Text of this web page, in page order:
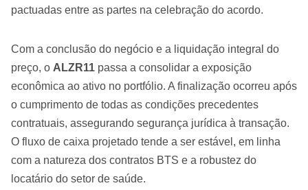
pactuadas entre as partes na celebração do acordo.
Com a conclusão do negócio e a liquidação integral do
preço, o ALZR11 passa a consolidar a exposição
econômica ao ativo no portfólio. A finalização ocorreu após
o cumprimento de todas as condições precedentes
contratuais, assegurando segurança jurídica à transação.
O fluxo de caixa projetado tende a ser estável, em linha
com a natureza dos contratos BTS e a robustez do
locatário do setor de saúde.